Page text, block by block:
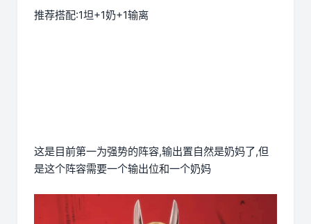
推荐搭配:1坦+1奶+1输离
这是目前第一为强势的阵容,输出置自然是奶妈了,但
是这个阵容需要一个输出位和一个奶妈